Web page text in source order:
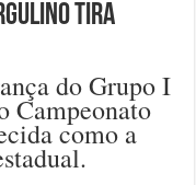
tira
do Grupo I
Campeonato
como a